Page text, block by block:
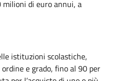
milioni di euro annui, a
istituzioni scolastiche,
e grado, fino al 90 per